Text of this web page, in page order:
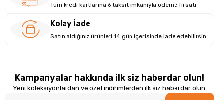
Tüm kredi kartlarına 6 taksit imkanıyla ödeme fırsatı
Kolay İade
Satın aldığınız ürünleri 14 gün içerisinde iade edebilirsin
Kampanyalar hakkında ilk siz haberdar olun!
Yeni koleksiyonlardan ve özel indirimlerden ilk siz haberdar olun.